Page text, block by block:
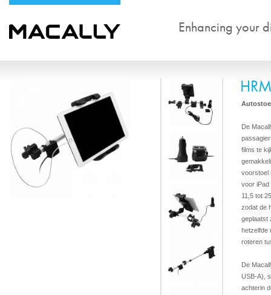
Enhancing your
De
films te
voorstoel
voor iPad
11,5 tot
zodat de
geplaatst
hetzelfde
roteren
De
USB-A),
achterin